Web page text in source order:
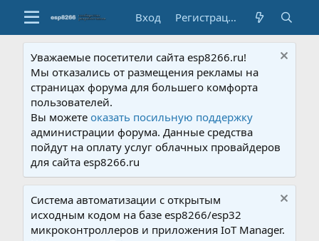
Вход Регистрация
Уважаемые посетители сайта esp8266.ru!
Мы отказались от размещения рекламы на
страницах форума для большего комфорта
пользователей.
Вы можетеоказать посильную поддержку
администрации форума. Данные средства
пойдут на оплату услуг облачных провайдеров
для сайта esp8266.ru
Система автоматизации с открытым
исходным кодом на базе esp8266/esp32
микроконтроллеров и приложения IoT Manager.